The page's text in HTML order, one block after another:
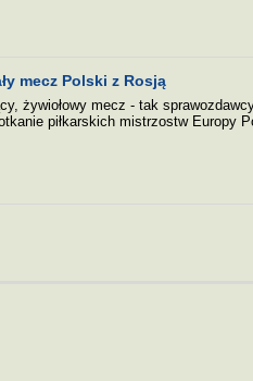
mecz Polski z Rosją
żywiołowy mecz - tak
piłkarskich mistrzostw Europy